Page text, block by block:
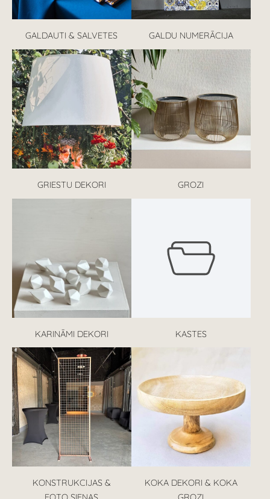
GALDAUTI & SALVETES GALDU NUMERĀCIJA
GRIESTU DEKORI GROZI
KARINĀMI DEKORI KASTES
KONSTRUKCIJAS &
KOKA DEKORI & KOKA